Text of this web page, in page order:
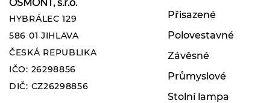
OSMONT, s.r.o.
HYBRÁLEC 129
586 01 JIHLAVA
ČESKÁ REPUBLIKA
IČO: 26298856
DIČ: CZ26298856
Přisazené
Polovestavné
Závěsné
Průmyslové
Stolní lampa